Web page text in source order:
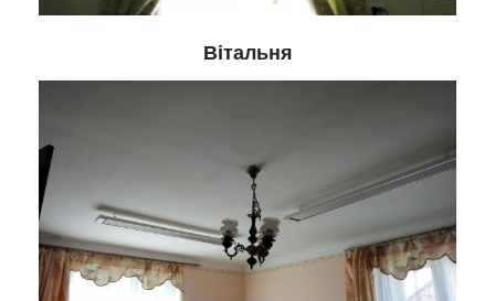
Вітальня